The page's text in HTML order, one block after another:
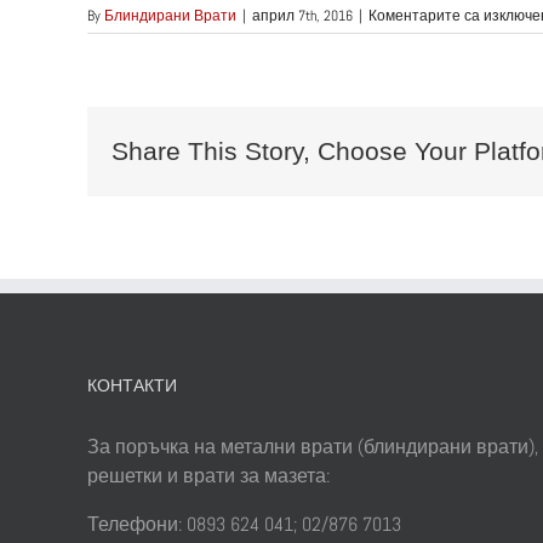
By Блиндирани Врати | април 7th, 2016 | Коментарите са
Share This Story, Choose Your
КОНТАКТИ
За поръчка на метални врати (блиндирани врати),
решетки и врати за мазета:
Телефони: 0893 624 041; 02/876 7013